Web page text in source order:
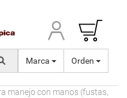
Marca Orden
manejo con manos (fustas,